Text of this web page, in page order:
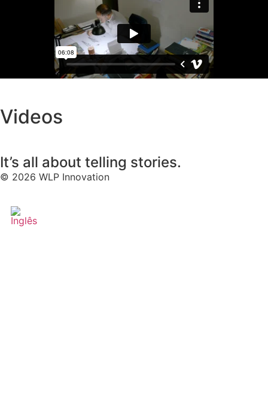
Videos
It’s all about telling stories.
© 2026 WLP Innovation